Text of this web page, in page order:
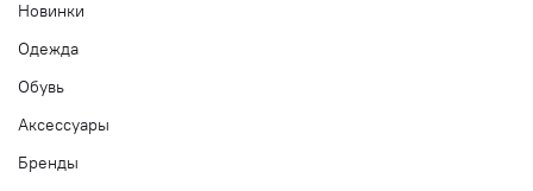
Новинки
Одежда
Обувь
Аксессуары
Бренды